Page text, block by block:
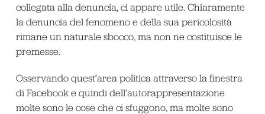
collegata alla denuncia, ci appare utile. Chiaramente
la denuncia del fenomeno e della sua pericolosità
rimane un naturale sbocco, ma non ne costituisce le
premesse.
Osservando quest’area politica attraverso la finestra
di Facebook e quindi dell’autorappresentazione
molte sono le cose che ci sfuggono, ma molte sono